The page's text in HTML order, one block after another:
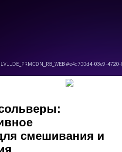
смешивания и